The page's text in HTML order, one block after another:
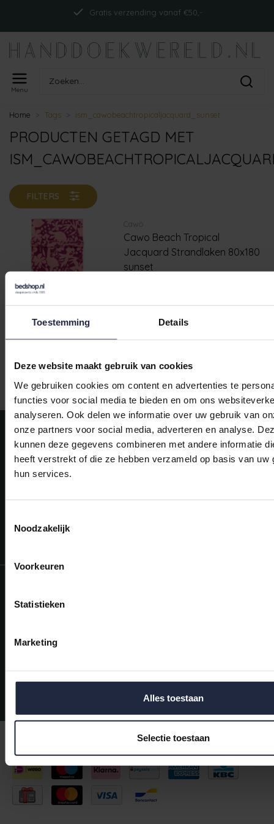
Toestemming Details
Deze website maakt gebruik van cookies
We gebruiken cookies om content en advertenties te
functies voor social media te bieden en om ons
analyseren. Ook delen we informatie over uw gebruik van
onze partners voor social media, adverteren en analyse.
kunnen deze gegevens combineren met andere informatie
heeft verstrekt of die ze hebben verzameld op basis van uw
hun services.
Noodzakelijk
Voorkeuren
Statistieken
Marketing
Alles toestaan
Selectie toestaan
Gratis verzending vanaf €50,-
Menu
Home Tags ism_cawobeachtropicaljacquard_sunset
PRODUCTEN GETAGD MET
FILTERS
Cawö
Cawo Beach Tropical
Jacquard Strandlaken 80x180
sunset
Meld je aan voor onze nieuwsbrief!
Vragen?
Mijn account
Wil je ons volgen?
© Copyright 2026 - Handdoekwereld.nl | Handtuchershop.de